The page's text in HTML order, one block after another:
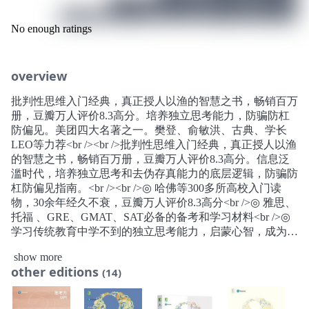
No enough ratings
overview
批判性思维入门经典，真正授人以渔的智慧之书，畅销百万
册，豆瓣万人评价8.3高分。培养独立思考能力，防骗防杠
防偏见。美团四大名著之一。樊登、俞敏洪、古典、学长
LEO等力荐<br /><br />批判性思维入门经典，真正授人以渔
的智慧之书，畅销百万册，豆瓣万人评价8.3高分。信息泛
滥时代，培养独立思考和去伪存真能力的底层逻辑，防骗防
杠防偏见指南。<br /><br />◎ 哈佛等300多所高校入门读
物，30余年经久不衰，豆瓣万人评价8.3高分<br />◎ 雅思、
托福 、GRE、GMAT、SAT必备的备考和学习材料<br />◎
学习传统教育中学不到的独立思考能力，启蒙心智，成为具
内部广为人知的必读书单<br />◎ 掌握华为、腾讯、小米、
乐高、IBM等国际创新企业颇为看重的能力<br />◎ 具备21
世纪网民必备的素养，揭开事实真相，识别谎言，去伪存
真，理性“抬杠”<br />◎ 北大哲学系教授 陈波、新东方教育
show more
other editions (14)